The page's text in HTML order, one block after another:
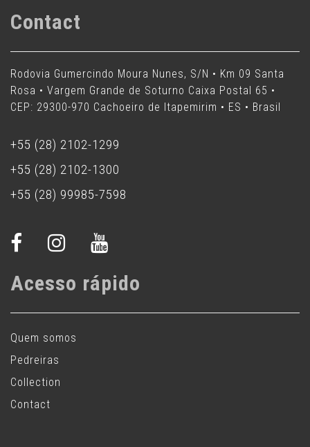
Contact
Rodovia Gumercindo Moura Nunes, S/N • Km 09 Santa
Rosa • Vargem Grande de Soturno Caixa Postal 65 •
CEP: 29300-970 Cachoeiro de Itapemirim • ES • Brasil
+55 (28) 2102-1299
+55 (28) 2102-1300
+55 (28) 99985-7598
Acesso rápido
Quem somos
Pedreiras
Collection
Contact